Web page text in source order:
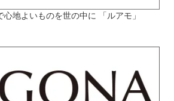
心地よいものを世の中に 「ルアモ」